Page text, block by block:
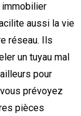
immobilier
aussi la vie
réseau. Ils
un tuyau mal
pour
prévoyez
pièces